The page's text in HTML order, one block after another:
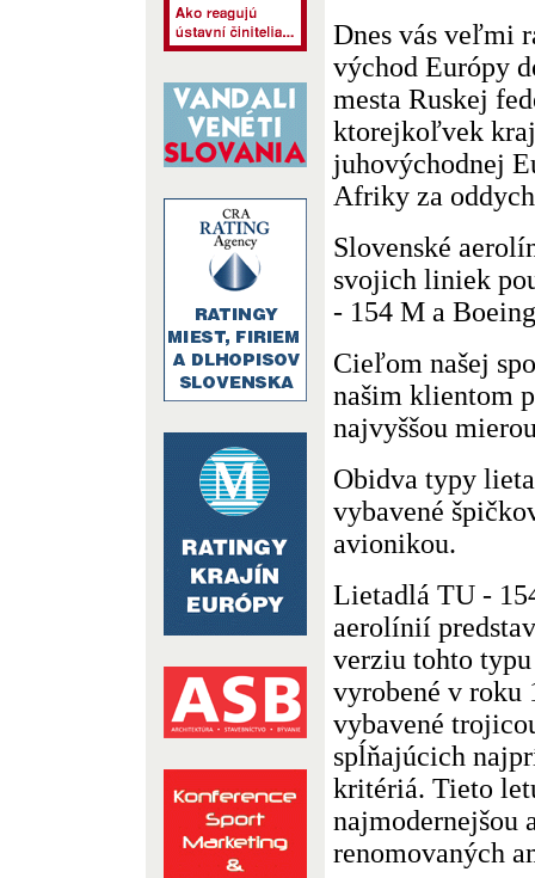
Dnes vás veľmi
východ Európy
mesta Ruskej
ktorejkoľvek
juhovýchodnej
Afriky za
Slovenské
svojich liniek
- 154 M a
Cieľom našej
našim klientom
najvyššou
Obidva typy
vybavené
avionikou.
Lietadlá TU -
aerolínií
verziu tohto
vyrobené v roku
vybavené
spĺňajúcich
kritériá. Tieto
najmodernejšou
renomovaných